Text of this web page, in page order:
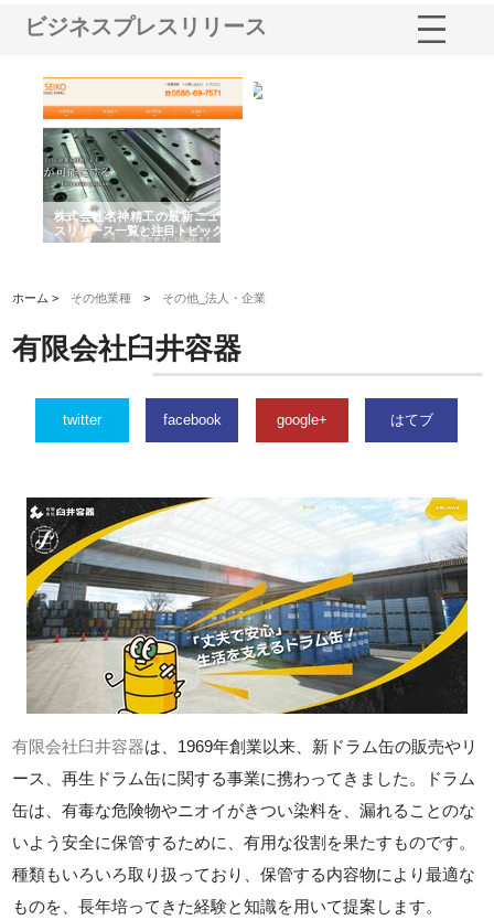
ビジネスプレスリリース
株式会社名神精工の最新ニュー
スリリース一覧と注目トピック
ホーム > その他業種 > その他_法人・企業
有限会社臼井容器
twitter facebook google+ はてブ
有限会社臼井容器は、1969年創業以来、新ドラム缶の販売やリ
ース、再生ドラム缶に関する事業に携わってきました。ドラム
缶は、有毒な危険物やニオイがきつい染料を、漏れることのな
いよう安全に保管するために、有用な役割を果たすものです。
種類もいろいろ取り扱っており、保管する内容物により最適な
ものを、長年培ってきた経験と知識を用いて提案します。